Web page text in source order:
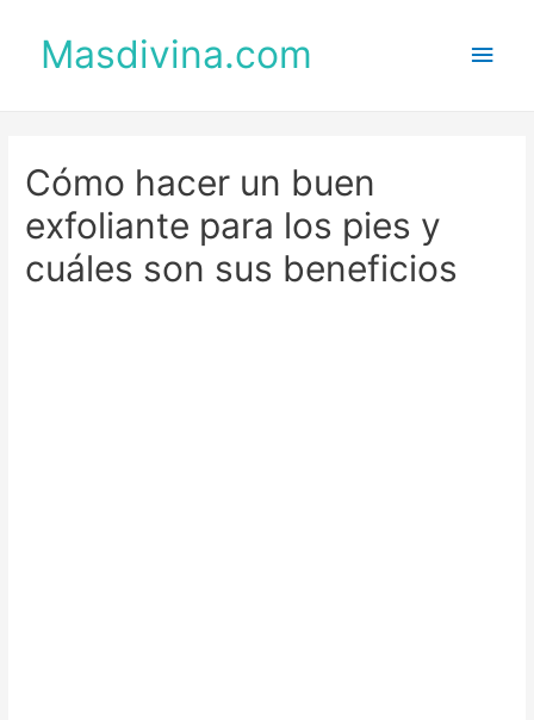
Masdivina.com
Cómo hacer un buen
exfoliante para los pies y
cuáles son sus beneficios